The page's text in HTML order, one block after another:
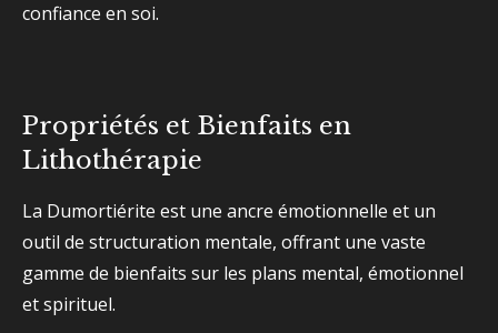
confiance en soi.
Propriétés et Bienfaits en
Lithothérapie
La Dumortiérite est une ancre émotionnelle et un
outil de structuration mentale, offrant une vaste
gamme de bienfaits sur les plans mental, émotionnel
et spirituel.